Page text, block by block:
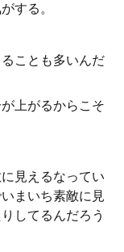
する。
ことも多いんだ
上がるからこそ
見えるなってい
まいち素敵に見
してるんだろう